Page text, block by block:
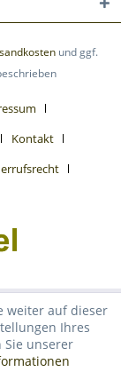
und ggf.
Kontakt
weiter auf dieser
Ihres
Sie unserer